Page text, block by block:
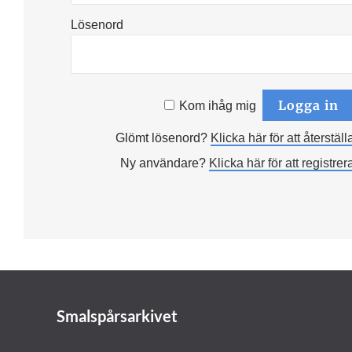
Lösenord
Kom ihåg mig
Glömt lösenord? Klicka här för att
Ny användare? Klicka här för att
Smalspårsarkivet